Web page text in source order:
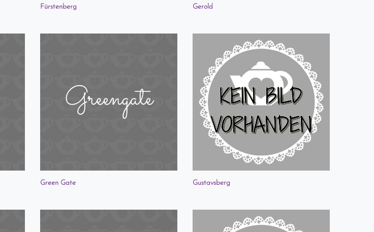
Fürstenberg Gerold
Green Gate Gustavsberg